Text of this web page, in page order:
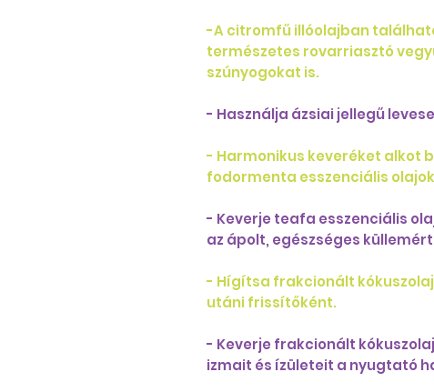
-A citromfű illóolajban
természetes rovarriasztó
szúnyogokat is.
- Használja ázsiai jellegű
- Harmonikus keveréket alkot
fodormenta esszenciális
- Keverje teafa esszenciális
az ápolt, egészséges
- Hígítsa frakcionált
utáni frissítőként.
- Keverje frakcionált
izmait és ízületeit a nyugtató